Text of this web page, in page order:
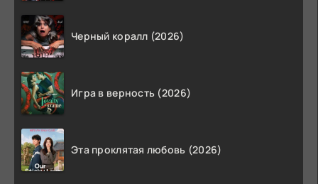
Черный коралл (2026)
Игра в верность (2026)
Эта проклятая любовь (2026)